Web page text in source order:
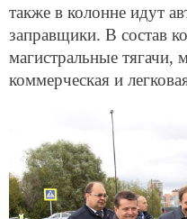
также в колонне идут
заправщики. В состав
магистральные тягачи,
коммерческая и